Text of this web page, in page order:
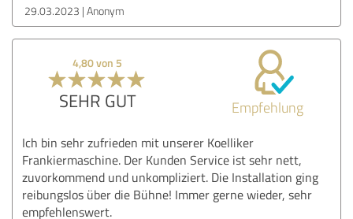
29.03.2023 Anonym
4,80 von 5
SEHR GUT Empfehlung
Ich bin sehr zufrieden mit unserer Koelliker
Frankiermaschine. Der Kunden Service ist sehr nett,
zuvorkommend und unkompliziert. Die Installation ging
reibungslos über die Bühne! Immer gerne wieder, sehr
empfehlenswert.